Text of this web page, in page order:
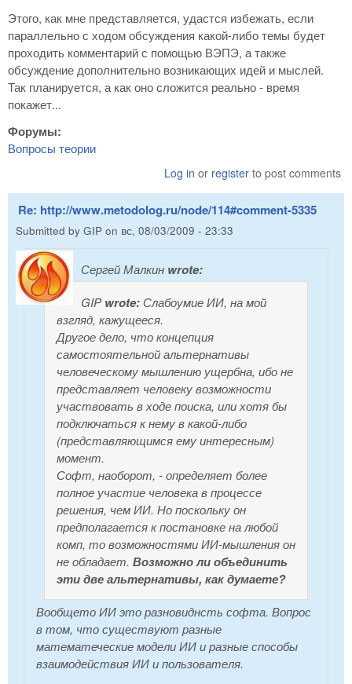
Этого, как мне представляется, удастся избежать, если
параллельно с ходом обсуждения какой-либо темы будет
проходить комментарий с помощью ВЭПЭ, а также
обсуждение дополнительно возникающих идей и мыслей.
Так планируется, а как оно сложится реально - время
покажет...
Форумы:
Вопросы теории
Log in or register to post comments
Re: http://www.metodolog.ru/node/114#comment-5335
Submitted by GIP on вс, 08/03/2009 - 23:33
Сергей Малкин wrote:
GIPwrote:Слабоумие ИИ, на мой
взгляд, кажущееся.
Другое дело, что концепция
самостоятельной альтернативы
человеческому мышлению ущербна, ибо не
представляет человеку возможности
участвовать в ходе поиска, или хотя бы
подключаться к нему в какой-либо
(представляющимся ему интересным)
момент.
Софт, наоборот, - определяет более
полное участие человека в процессе
решения, чем ИИ. Но поскольку он
предполагается к постановке на любой
комп, то возможностями ИИ-мышления он
не обладает. Возможно ли объединить
эти две альтернативы, как думаете?
Вообщето ИИ это разновиднсть софта. Вопрос
в том, что существуют разные
математеческие модели ИИ и разные способы
взаимодействия ИИ и пользователя.